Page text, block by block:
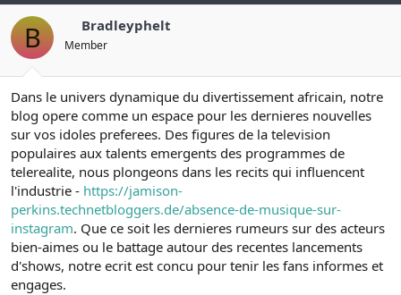
B Bradleyphelt
Member
Dans le univers dynamique du divertissement africain, notre
blog opere comme un espace pour les dernieres nouvelles
sur vos idoles preferees. Des figures de la television
populaires aux talents emergents des programmes de
telerealite, nous plongeons dans les recits qui influencent
l'industrie - https://jamison-
perkins.technetbloggers.de/absence-de-musique-sur-
instagram. Que ce soit les dernieres rumeurs sur des acteurs
bien-aimes ou le battage autour des recentes lancements
d'shows, notre ecrit est concu pour tenir les fans informes et
engages.